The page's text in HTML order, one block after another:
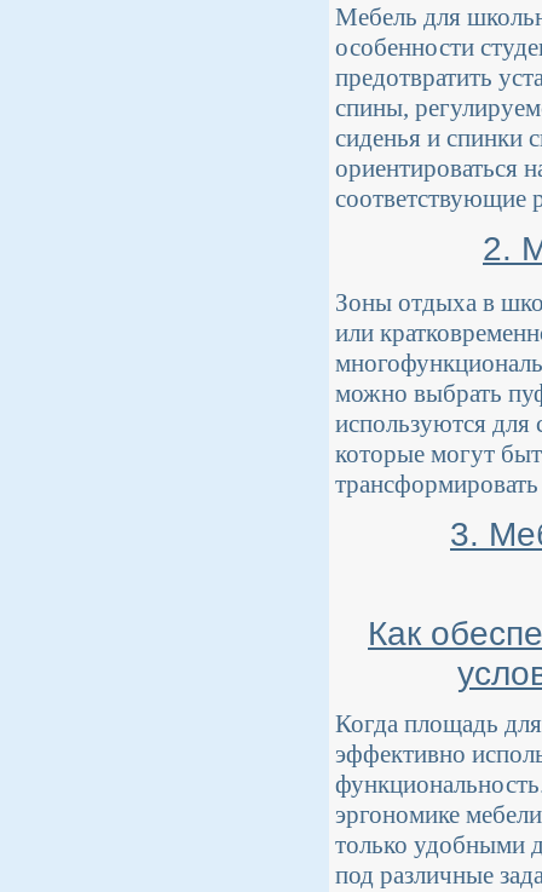
Мебель для
особенности
предотвратить
спины,
сиденья и спинки
ориентироваться
соответствующие
2.
Зоны отдыха в
или
можно выбрать
используются для
которые могут
трансформировать
3.
Как
Когда площадь
эффективно
эргономике
только удобными
под различные